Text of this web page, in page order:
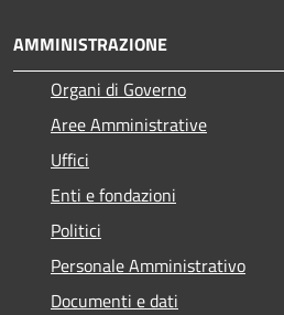
AMMINISTRAZIONE
Organi di Governo
Aree Amministrative
Uffici
Enti e fondazioni
Politici
Personale Amministrativo
Documenti e dati